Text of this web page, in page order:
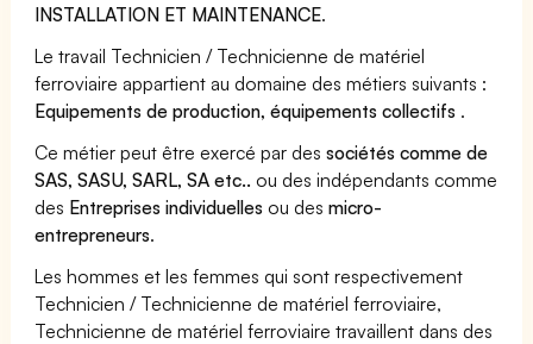
INSTALLATION ET MAINTENANCE.
Le travail Technicien / Technicienne de matériel
ferroviaire appartient au domaine des métiers suivants :
Equipements de production, équipements collectifs .
Ce métier peut être exercé par dessociétés comme de
SAS, SASU, SARL, SA etc.. ou des indépendants comme
des Entreprises individuelles ou desmicro-
entrepreneurs.
Les hommes et les femmes qui sont respectivement
Technicien / Technicienne de matériel ferroviaire,
Technicienne de matériel ferroviaire travaillent dans des